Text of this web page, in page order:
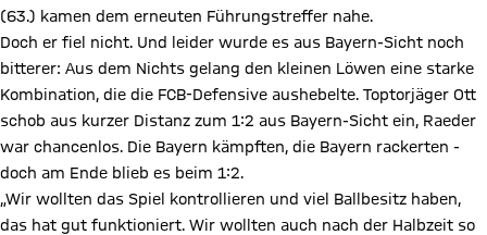
(63.) kamen dem erneuten Führungstreffer nahe.
Doch er fiel nicht. Und leider wurde es aus Bayern-Sicht noch
bitterer: Aus dem Nichts gelang den kleinen Löwen eine starke
Kombination, die die FCB-Defensive aushebelte. Toptorjäger Ott
schob aus kurzer Distanz zum 1:2 aus Bayern-Sicht ein, Raeder
war chancenlos. Die Bayern kämpften, die Bayern rackerten -
doch am Ende blieb es beim 1:2.
„Wir wollten das Spiel kontrollieren und viel Ballbesitz haben,
das hat gut funktioniert. Wir wollten auch nach der Halbzeit so